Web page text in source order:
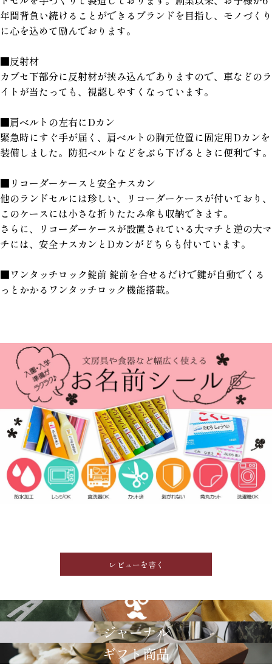
年間背負い続けることができるブランドを目指し、モノづくり
に心を込めて励んでおります。
■反射材
カブセ下部分に反射材が挟み込んでありますので、車などのラ
イトが当たっても、視認しやすくなっています。
■肩ベルトの左右にDカン
緊急時にすぐ手が届く、肩ベルトの胸元位置に固定用Dカンを
装備しました。防犯ベルトなどをぶら下げるときに便利です。
■リコーダーケースと安全ナスカン
他のランドセルには珍しい、リコーダーケースが付いており、
このケースには小さな折りたたみ傘も収納できます。
さらに、リコーダーケースが設置されている大マチと逆の大マ
チには、安全ナスカンとDカンがどちらも付いています。
■ワンタッチロック錠前 錠前を合せるだけで鍵が自動でくる
っとかかるワンタッチロック機能搭載。
レビューを書く
GRIMM LAB
ジャーナル
ギフト商品